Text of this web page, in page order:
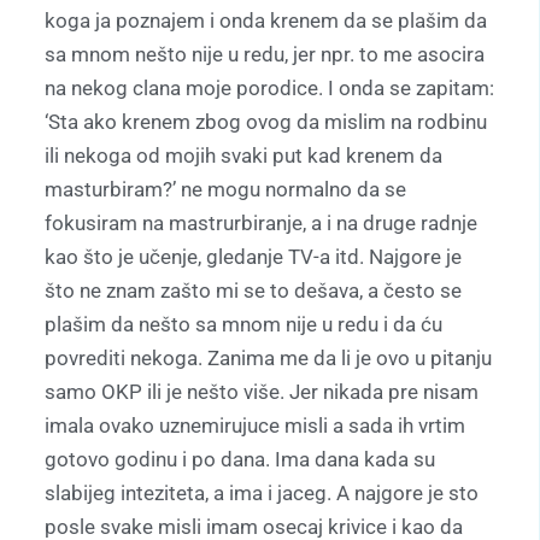
koga ja poznajem i onda krenem da se plašim da
sa mnom nešto nije u redu, jer npr. to me asocira
na nekog clana moje porodice. I onda se zapitam:
‘Sta ako krenem zbog ovog da mislim na rodbinu
ili nekoga od mojih svaki put kad krenem da
masturbiram?’ ne mogu normalno da se
fokusiram na mastrurbiranje, a i na druge radnje
kao što je učenje, gledanje TV-a itd. Najgore je
što ne znam zašto mi se to dešava, a često se
plašim da nešto sa mnom nije u redu i da ću
povrediti nekoga. Zanima me da li je ovo u pitanju
samo OKP ili je nešto više. Jer nikada pre nisam
imala ovako uznemirujuce misli a sada ih vrtim
gotovo godinu i po dana. Ima dana kada su
slabijeg inteziteta, a ima i jaceg. A najgore je sto
posle svake misli imam osecaj krivice i kao da